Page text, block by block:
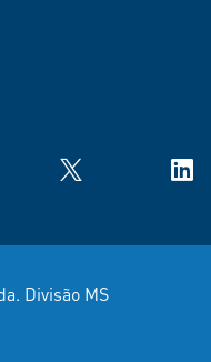
X
Divisão MS